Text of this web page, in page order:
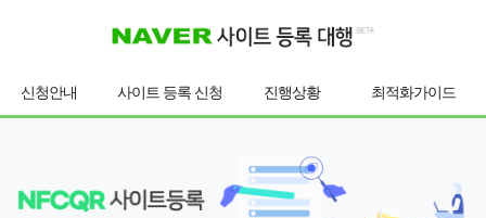
신청안내 사이트 등록 신청 진행상황 최적화가이드